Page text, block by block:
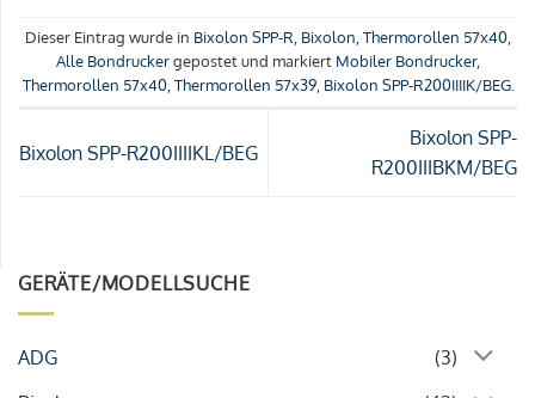
GERÄTE/MODELLSUCHE
ADG
(3)
Dieser Eintrag wurde in Bixolon SPP-R Bixolon Thermorollen 57x40
Alle Bondruckergepostet und markiert Mobiler Bondrucker,
Thermorollen 57x40, Thermorollen 57x39, Bixolon SPP-R200IIIIK/BEG.
Bixolon SPP-R200IIIIKL/BEG
Bixolon SPP-
R200IIIBKM/BEG